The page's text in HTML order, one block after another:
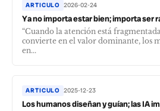
ARTICULO 2026-02-24
Ya no importa estar bien; importa ser
“Cuando la atención está
convierte en el valor dominante, los
en...
ARTICULO 2025-12-23
Los humanos diseñan y guían; las IA